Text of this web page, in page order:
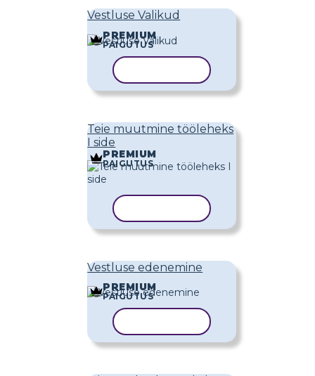
Vestluse Valikud
PREMIUM
PAIGUTUS
Teie muutmine tööleheks
I side
PREMIUM
PAIGUTUS
Vestluse edenemine
PREMIUM
PAIGUTUS